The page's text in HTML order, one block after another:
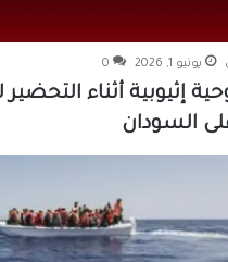
يونيو 1, 2026 0
إثيوبية أثناء
السودان